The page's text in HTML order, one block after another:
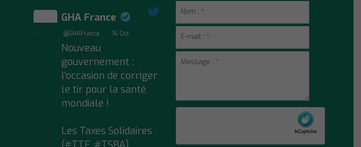
;
GHA France
@GHAFrance · 16 Oct
Nouveau
gouvernement :
l'occasion de corriger
le tir pour la santé
mondiale !
Les Taxes Solidaires